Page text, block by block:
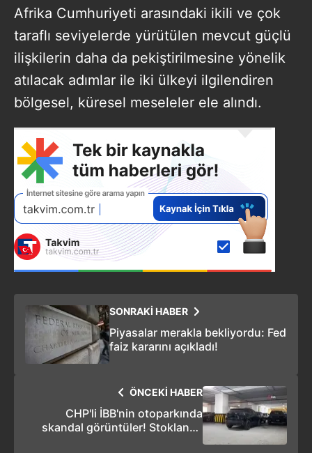
Afrika Cumhuriyeti arasındaki ikili ve çok
taraflı seviyelerde yürütülen mevcut güçlü
ilişkilerin daha da pekiştirilmesine yönelik
atılacak adımlar ile iki ülkeyi ilgilendiren
bölgesel, küresel meseleler ele alındı.
SONRAKİ HABER
Piyasalar merakla bekliyordu: Fed
faiz kararını açıkladı!
ÖNCEKİ HABER
CHP'li İBB'nin otoparkında
skandal görüntüler! Stoklanan